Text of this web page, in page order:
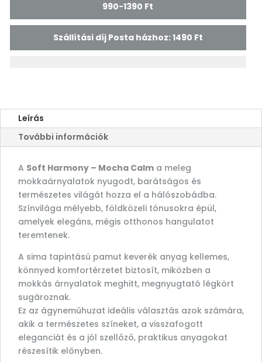
990-1390 Ft
Szállítási díj Posta házhoz: 1490 Ft
Leírás
További információk
A Soft Harmony – Mocha Calm a meleg
mokkaárnyalatok nyugodt, barátságos és
természetes világát hozza el a hálószobádba.
Színvilága mélyebb, földközeli tónusokra épül,
amelyek elegáns, mégis otthonos hangulatot
teremtenek.
A sima tapintású pamut keverék anyag kellemes,
könnyed komfortérzetet biztosít, miközben a
mokkás árnyalatok meghitt, megnyugtató légkört
sugároznak.
Ez az ágyneműhuzat ideális választás azok számára,
akik a természetes színeket, a visszafogott
eleganciát és a jól szellőző, praktikus anyagokat
részesítik előnyben.